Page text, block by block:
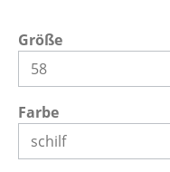
Größeauswählen
Farbeauswählen